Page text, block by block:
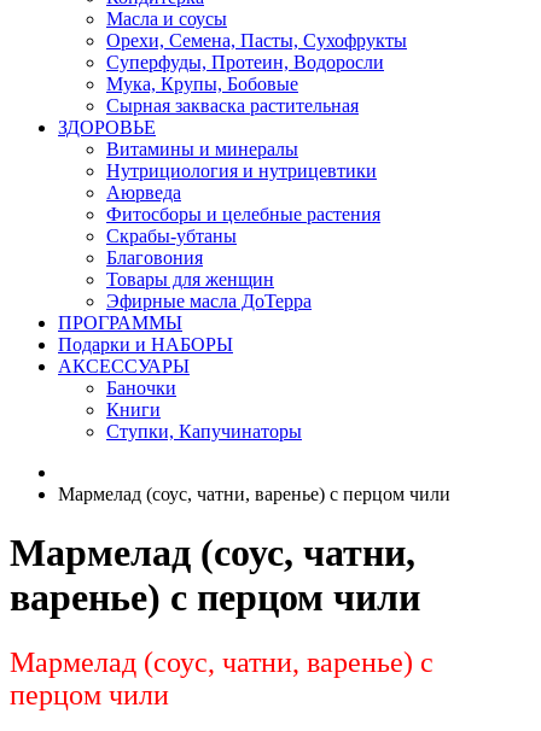
Масла и соусы
Орехи, Семена, Пасты, Сухофрукты
Суперфуды, Протеин, Водоросли
Мука, Крупы, Бобовые
Сырная закваска растительная
ЗДОРОВЬЕ
Витамины и минералы
Нутрициология и нутрицевтики
Аюрведа
Фитосборы и целебные растения
Скрабы-убтаны
Благовония
Товары для женщин
Эфирные масла ДоТерра
ПРОГРАММЫ
Подарки и НАБОРЫ
АКСЕССУАРЫ
Баночки
Книги
Ступки, Капучинаторы
Мармелад (соус, чатни, варенье) с перцом чили
Мармелад (соус, чатни,
варенье) с перцом чили
Мармелад (соус, чатни, варенье) с
перцом чили